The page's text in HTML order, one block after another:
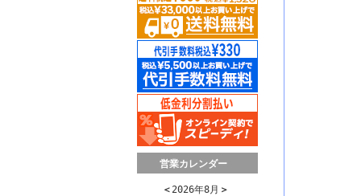
営業カレンダー
＜ 2026年8月 ＞